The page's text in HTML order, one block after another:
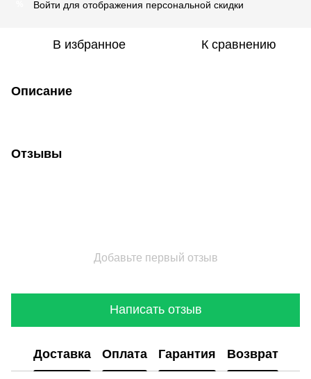
Войти для отображения персональной скидки
В избранное К сравнению
Описание
Отзывы
Добавьте первый отзыв
Написать отзыв
Доставка Оплата Гарантия Возврат